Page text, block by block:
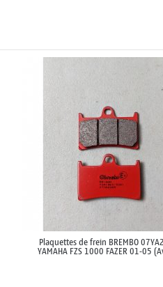
Plaquettes de frein BREMBO
YAMAHA FZS 1000 FAZER 01-05